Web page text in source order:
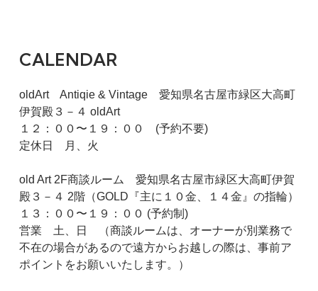
CALENDAR
oldArt Antiqie & Vintage 愛知県名古屋市緑区大高町
伊賀殿３－４ oldArt
１２：００〜１９：００ (予約不要)
定休日 月、火
old Art 2F商談ルーム 愛知県名古屋市緑区大高町伊賀
殿３－４ 2階（GOLD『主に１０金、１４金』の指輪）
１３：００〜１９：００ (予約制)
営業 土、日 （商談ルームは、オーナーが別業務で
不在の場合があるので遠方からお越しの際は、事前ア
ポイントをお願いいたします。）